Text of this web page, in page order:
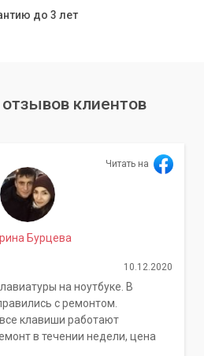
до 3 лет
клиентов
Читать на
Бурцева
10.12.2020
на ноутбуке. В
с ремонтом.
клавиши работают
в течении недели, цена